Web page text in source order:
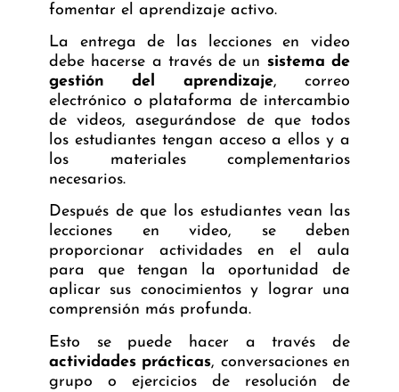
fomentar el aprendizaje activo.
La entrega de las lecciones en video
debe hacerse a través de un sistema de
gestión del aprendizaje, correo
electrónico o plataforma de intercambio
de videos, asegurándose de que todos
los estudiantes tengan acceso a ellos y a
los materiales complementarios
necesarios.
Después de que los estudiantes vean las
lecciones en video, se deben
proporcionar actividades en el aula
para que tengan la oportunidad de
aplicar sus conocimientos y lograr una
comprensión más profunda.
Esto se puede hacer a través de
actividades prácticas, conversaciones en
grupo o ejercicios de resolución de